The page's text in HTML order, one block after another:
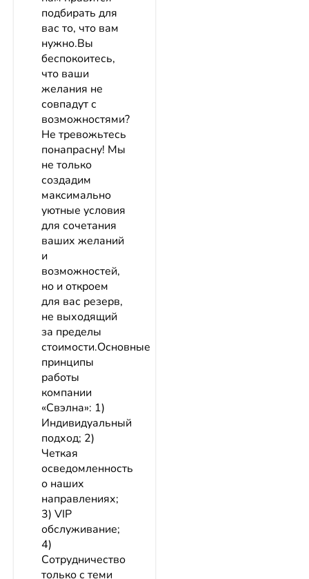
подбирать для
вас то, что вам
нужно.Вы
беспокоитесь,
что ваши
желания не
совпадут с
возможностями?
Не тревожьтесь
понапрасну! Мы
не только
создадим
максимально
уютные условия
для сочетания
ваших желаний
и
возможностей,
но и откроем
для вас резерв,
не выходящий
за пределы
стоимости.Основные
принципы
работы
компании
«Свэлна»: 1)
Индивидуальный
подход; 2)
Четкая
осведомленность
о наших
направлениях;
3) VIP
обслуживание;
4)
Сотрудничество
только с теми